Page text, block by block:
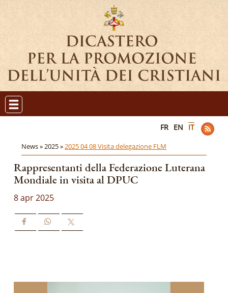
FR EN IT
News »2025 »2025 04 08 Visita delegazione FLM
Rappresentanti della Federazione Luterana
Mondiale in visita al DPUC
8 apr 2025